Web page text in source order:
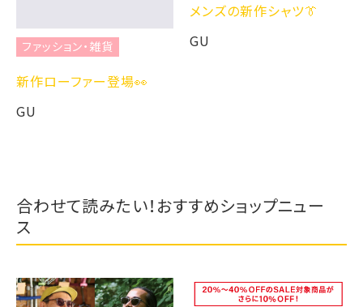
ファッション・雑貨
新作ローファー登場👀
GU
メンズの新作シャツ👔
GU
合わせて読みたい！おすすめショップニュー
ス